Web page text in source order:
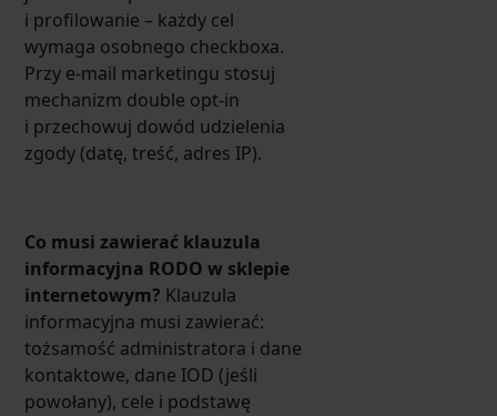
i profilowanie – każdy cel
wymaga osobnego checkboxa.
Przy e-mail marketingu stosuj
mechanizm double opt-in
i przechowuj dowód udzielenia
zgody (datę, treść, adres IP).
Co musi zawierać klauzula
informacyjna RODO w sklepie
internetowym? Klauzula
informacyjna musi zawierać:
tożsamość administratora i dane
kontaktowe, dane IOD (jeśli
powołany), cele i podstawę